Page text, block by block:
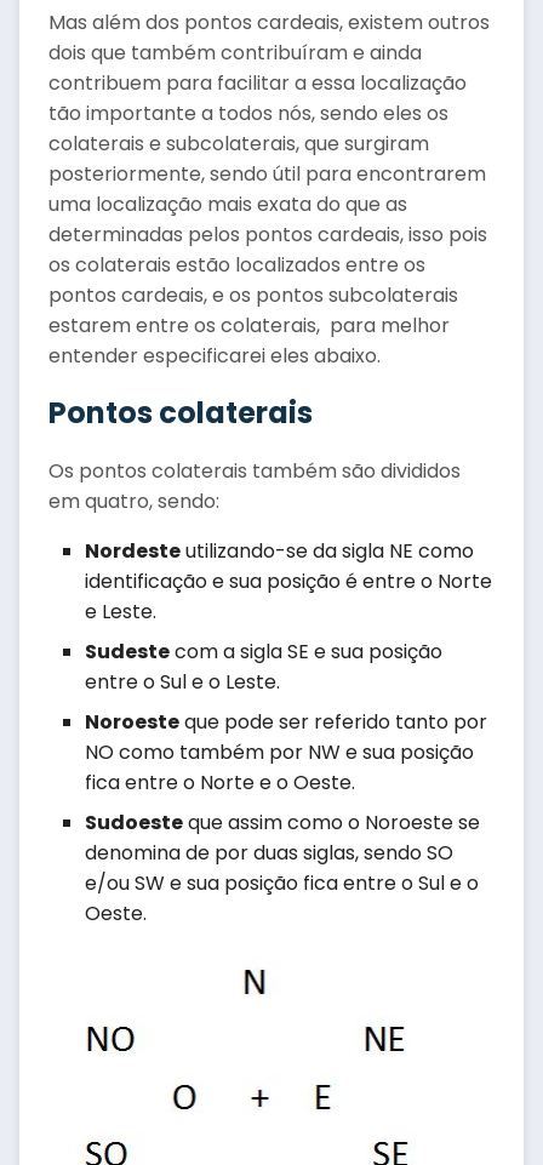
Mas além dos pontos cardeais, existem outros
dois que também contribuíram e ainda
contribuem para facilitar a essa localização
tão importante a todos nós, sendo eles os
colaterais e subcolaterais, que surgiram
posteriormente, sendo útil para encontrarem
uma localização mais exata do que as
determinadas pelos pontos cardeais, isso pois
os colaterais estão localizados entre os
pontos cardeais, e os pontos subcolaterais
estarem entre os colaterais, para melhor
entender especificarei eles abaixo.
Pontos colaterais
Os pontos colaterais também são divididos
em quatro, sendo:
Nordesteutilizando-se da sigla NE como
identificação e sua posição é entre o Norte
e Leste.
Sudestecom a sigla SE e sua posição
entre o Sul e o Leste.
Noroesteque pode ser referido tanto por
NO como também por NW e sua posição
fica entre o Norte e o Oeste.
Sudoesteque assim como o Noroeste se
denomina de por duas siglas, sendo SO
e/ou SW e sua posição fica entre o Sul e o
Oeste.